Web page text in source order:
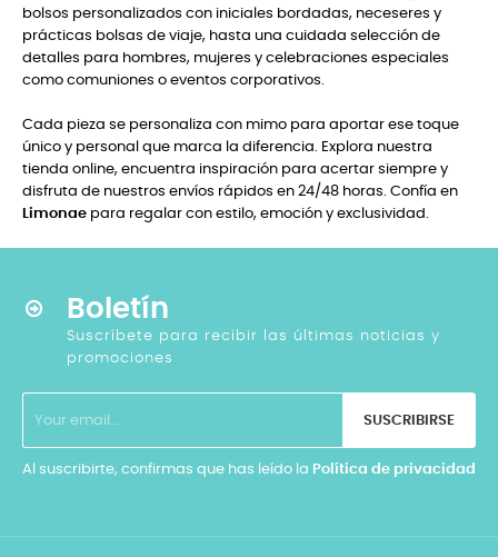
bolsos personalizados con iniciales bordadas, neceseres y
prácticas bolsas de viaje, hasta una cuidada selección de
detalles para hombres, mujeres y celebraciones especiales
como comuniones o eventos corporativos.
Cada pieza se personaliza con mimo para aportar ese toque
único y personal que marca la diferencia. Explora nuestra
tienda online, encuentra inspiración para acertar siempre y
disfruta de nuestros envíos rápidos en 24/48 horas. Confía en
Limonae para regalar con estilo, emoción y exclusividad.
Boletín
Suscríbete para recibir las últimas noticias y
promociones
SUSCRIBIRSE
Al suscribirte, confirmas que has leído la Política de privacidad